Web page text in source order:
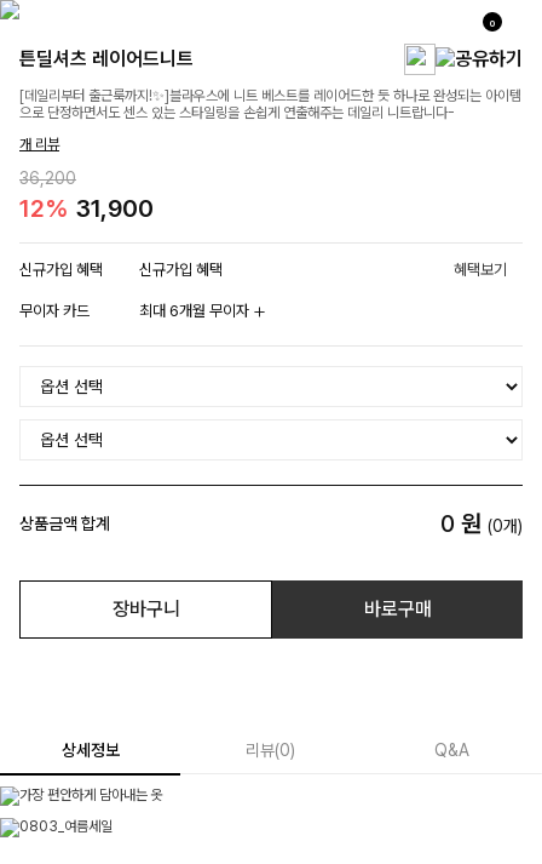
0
튼딜셔츠 레이어드니트
[데일리부터 출근룩까지!✨]블라우스에 니트 베스트를 레이어드한 듯 하나로 완성되는 아이템
으로 단정하면서도 센스 있는 스타일링을 손쉽게 연출해주는 데일리 니트랍니다-
개 리뷰
36,200
12% 31,900
신규가입 혜택 신규가입 혜택 혜택보기
무이자 카드 최대 6개월 무이자
상품금액 합계 0 원 (0개)
장바구니 바로구매
상세정보 리뷰(0) Q&A